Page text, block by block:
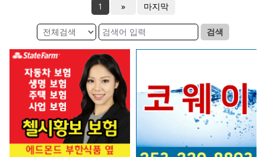
1 » 마지막
검색